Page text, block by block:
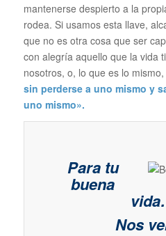
mantenerse despierto a la
rodea. Si usamos esta llave,
que no es otra cosa que ser
con alegría aquello que la vida
nosotros, o, lo que es lo mismo,
sin perderse a uno mismo y
uno mismo».
Para tu
buena
Nos